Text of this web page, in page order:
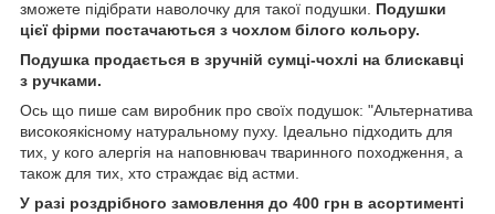
зможете підібрати наволочку для такої подушки. Подушки
цієї фірми постачаються з чохлом білого кольору.
Подушка продається в зручній сумці-чохлі на блискавці
з ручками.
Ось що пише сам виробник про своїх подушок: "Альтернатива
високоякісному натуральному пуху. Ідеально підходить для
тих, у кого алергія на наповнювач тваринного походження, а
також для тих, хто страждає від астми.
У разі роздрібного замовлення до 400 грн в асортименті